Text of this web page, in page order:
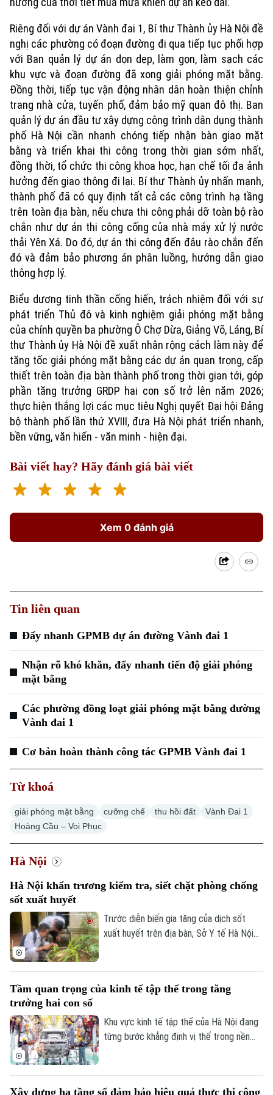
Chuyên mục
Thời sự
Hà Nội
Chính trị
Xã hội
An ninh trật tự
Công nghệ
Hà Nội
Nhịp sống Hà Nội
Khoảnh khắc Hà Nội
Ẩm thực
Thế giới
Quân sự
Hồ sơ
Người Việt 4 phương
Kinh tế
Tin tức
Cafe sáng
Tài chính Ngân hàng
Doanh nghiệp
Nhà đất
Tin tức
Đầu tư
Căn hộ
Đất đai
Kinh nghiệm
Tàu và Xe
Ô tô
Tàu
Giáo dục
Hướng nghiệp
Văn hóa
Tin tức
Làng nghề
Sức khỏe
Y tế
Golf
Giải trí
Âm nhạc
Riêng đối với dự án Vành đai 1, Bí thư Thành ủy Hà Nội đề
nghị các phường có đoạn đường đi qua tiếp tục phối hợp
với Ban quản lý dự án dọn dẹp, làm gọn, làm sạch các
khu vực và đoạn đường đã xong giải phóng mặt bằng.
Đồng thời, tiếp tục vận động nhân dân hoàn thiện chỉnh
trang nhà cửa, tuyến phố, đảm bảo mỹ quan đô thị. Ban
quản lý dự án đầu tư xây dựng công trình dân dụng thành
phố Hà Nội cần nhanh chóng tiếp nhận bàn giao mặt
bằng và triển khai thi công trong thời gian sớm nhất,
đồng thời, tổ chức thi công khoa học, hạn chế tối đa ảnh
hưởng đến giao thông đi lại. Bí thư Thành ủy nhấn mạnh,
thành phố đã có quy định tất cả các công trình hạ tầng
trên toàn địa bàn, nếu chưa thi công phải dỡ toàn bộ rào
chắn như dự án thi công cống của nhà máy xử lý nước
thải Yên Xá. Do đó, dự án thi công đến đâu rào chắn đến
đó và đảm bảo phương án phân luồng, hướng dẫn giao
thông hợp lý.
Biểu dương tinh thần cống hiến, trách nhiệm đối với sự
phát triển Thủ đô và kinh nghiệm giải phóng mặt bằng
của chính quyền ba phường Ô Chợ Dừa, Giảng Võ, Láng, Bí
thư Thành ủy Hà Nội đề xuất nhân rộng cách làm này để
tăng tốc giải phóng mặt bằng các dự án quan trọng, cấp
thiết trên toàn địa bàn thành phố trong thời gian tới, góp
phần tăng trưởng GRDP hai con số trở lên năm 2026;
thực hiện thắng lợi các mục tiêu Nghị quyết Đại hội Đảng
bộ thành phố lần thứ XVIII, đưa Hà Nội phát triển nhanh,
bền vững, văn hiến - văn minh - hiện đại.
Bài viết hay? Hãy đánh giá bài viết
Xem 0 đánh giá
Tin liên quan
Đẩy nhanh GPMB dự án đường Vành đai 1
Nhận rõ khó khăn, đẩy nhanh tiến độ giải phóng
mặt bằng
Các phường đồng loạt giải phóng mặt bằng đường
Vành đai 1
Cơ bản hoàn thành công tác GPMB Vành đai 1
Từ khoá
giải phóng mặt bằng cưỡng chế thu hồi đất
Vành Đai 1
Hoàng Cầu – Voi Phục
Hà Nội
Hà Nội khẩn trương kiểm tra, siết chặt phòng chống
sốt xuất huyết
Trước diễn biến gia tăng của dịch sốt
xuất huyết trên địa bàn, Sở Y tế Hà Nội
sẽ thành lập các đoàn kiểm tra, giám sát
phường.
Tầm quan trọng của kinh tế tập thể trong tăng
trưởng hai con số
Khu vực kinh tế tập thể của Hà Nội đang
từng bước khẳng định vị thế trong nền
Xây dựng hạ tầng số đảm bảo hiệu quả thực thi công